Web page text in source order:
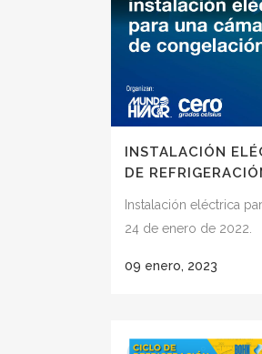
INSTALACIÓN
DE
Instalación eléctrica
24 de enero de 2022.
09 enero, 2023